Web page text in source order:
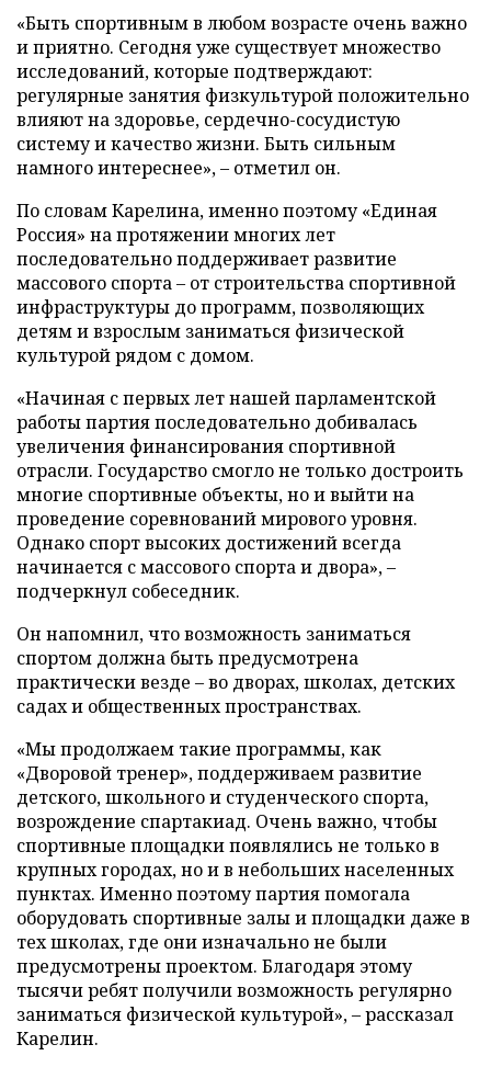
«Быть спортивным в любом возрасте очень важно
и приятно. Сегодня уже существует множество
исследований, которые подтверждают:
регулярные занятия физкультурой положительно
влияют на здоровье, сердечно-сосудистую
систему и качество жизни. Быть сильным
намного интереснее», – отметил он.
По словам Карелина, именно поэтому «Единая
Россия» на протяжении многих лет
последовательно поддерживает развитие
массового спорта – от строительства спортивной
инфраструктуры до программ, позволяющих
детям и взрослым заниматься физической
культурой рядом с домом.
«Начиная с первых лет нашей парламентской
работы партия последовательно добивалась
увеличения финансирования спортивной
отрасли. Государство смогло не только достроить
многие спортивные объекты, но и выйти на
проведение соревнований мирового уровня.
Однако спорт высоких достижений всегда
начинается с массового спорта и двора», –
подчеркнул собеседник.
Он напомнил, что возможность заниматься
спортом должна быть предусмотрена
практически везде – во дворах, школах, детских
садах и общественных пространствах.
«Мы продолжаем такие программы, как
«Дворовой тренер», поддерживаем развитие
детского, школьного и студенческого спорта,
возрождение спартакиад. Очень важно, чтобы
спортивные площадки появлялись не только в
крупных городах, но и в небольших населенных
пунктах. Именно поэтому партия помогала
оборудовать спортивные залы и площадки даже в
тех школах, где они изначально не были
предусмотрены проектом. Благодаря этому
тысячи ребят получили возможность регулярно
заниматься физической культурой», – рассказал
Карелин.